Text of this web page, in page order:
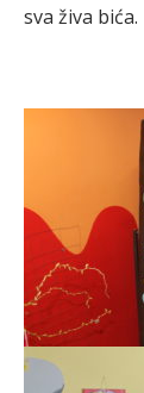
sva živa bića.